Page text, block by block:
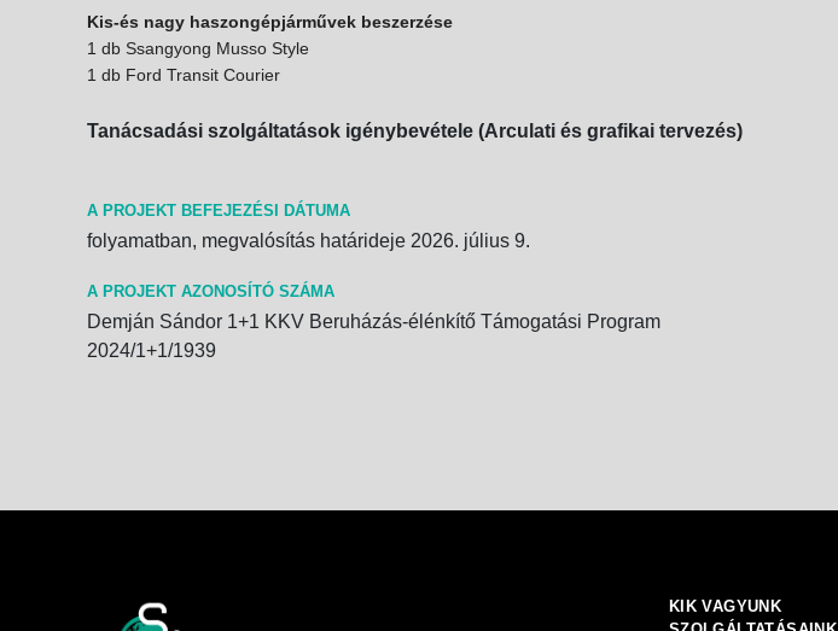
Kis-és nagy haszongépjárművek beszerzése
1 db Ssangyong Musso Style
1 db Ford Transit Courier
Tanácsadási szolgáltatások igénybevétele (Arculati és grafikai tervezés)
A PROJEKT BEFEJEZÉSI DÁTUMA
folyamatban, megvalósítás határideje 2026. július 9.
A PROJEKT AZONOSÍTÓ SZÁMA
Demján Sándor 1+1 KKV Beruházás-élénkítő Támogatási Program
2024/1+1/1939
KIK VAGYUNK